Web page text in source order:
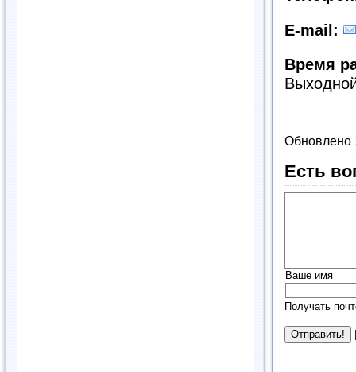
E-mail:
Время
Обновлено
Есть
Ваше имя
Получать